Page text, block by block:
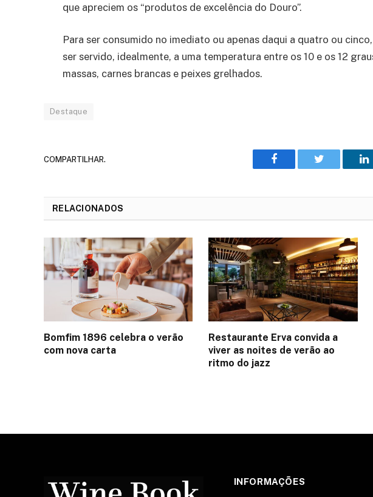
que apreciem os “produtos de excelência do Douro”.
Para ser consumido no imediato ou apenas daqui a quatro ou
ser servido, idealmente, a uma temperatura entre os 10 e os 12
massas, carnes brancas e peixes grelhados.
Destaque
COMPARTILHAR. Facebook Twitter
O
RELACIONADOS
Bomfim 1896 celebra o verão
com nova carta
Restaurante Erva convida a
viver as noites de verão ao
ritmo do jazz
INFORMAÇÕES